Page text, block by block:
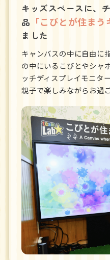
キッズスペースに、
品 「こびとが住まう
ました
キャンバスの中に自由に
の中にいるこびとやシャ
ッチディスプレイモニタ
親子で楽しみながらお過